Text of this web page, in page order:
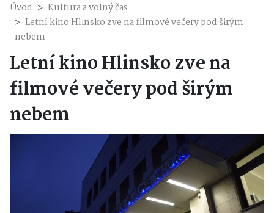
Úvod
Kultura a volný čas
Letní kino Hlinsko zve na filmové večery pod širým
nebem
Letní kino Hlinsko zve na
filmové večery pod širým
nebem